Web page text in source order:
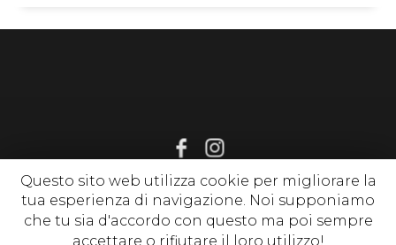
© 2020 www.sognirelax.it , P. Iva 02214650513 | Privacy Policy
| tutti i diritti riservati
Questo sito web utilizza cookie per migliorare la
tua esperienza di navigazione. Noi supponiamo
che tu sia d'accordo con questo ma poi sempre
accettare o rifiutare il loro utilizzo!